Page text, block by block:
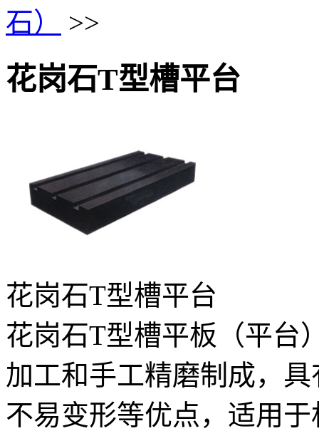
石）
>>
花岗石T型槽平台
花岗石T型槽平台
花岗石T型槽平板（平台
加工和手工精磨制成，
不易变形等优点，适用